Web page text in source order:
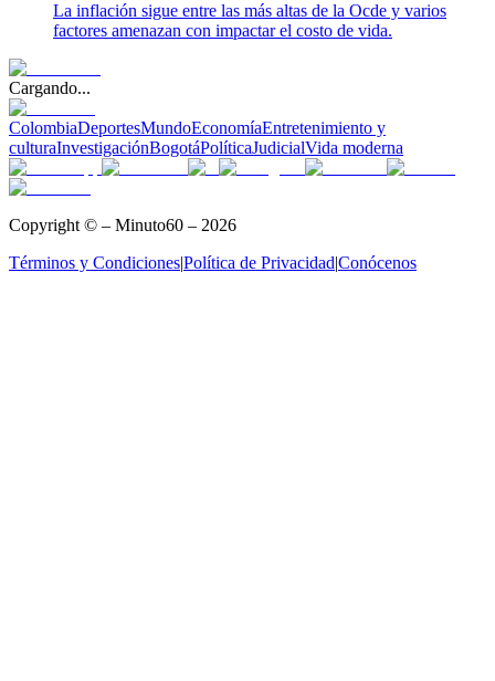
La inflación sigue entre las más altas de la Ocde y varios
factores amenazan con impactar el costo de vida.
Cargando...
ColombiaDeportesMundoEconomíaEntretenimiento y
culturaInvestigaciónBogotáPolíticaJudicialVida moderna
Copyright © – Minuto60 – 2026
Términos y Condiciones|Política de Privacidad|Conócenos